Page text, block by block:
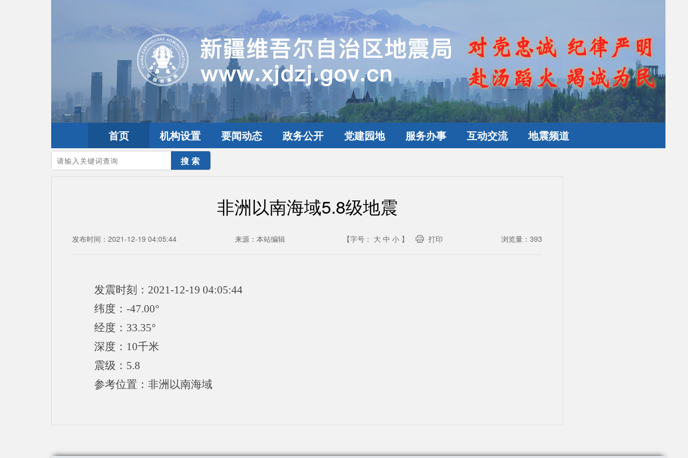
首页 机构设置 要闻动态 政务公开 党建园地 服务办事 互动交流 地震频道
您的当前位置：首页>地震频道 全球震讯
非洲以南海域5.8级地震
发布时间：2021-12-19 04:05:44 来源： 本站编辑 【字号： 大 中 小 】 打印 浏览量： 393
发震时刻：2021-12-19 04:05:44
纬度：-47.00°
经度：33.35°
深度：10千米
震级：5.8
参考位置：非洲以南海域